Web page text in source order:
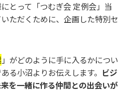
とって「つむぎ会 定例会」当
ただくために、企画した特別セ
」がどのように手に入るかについ
る小沼よりお伝えします。 ビジ
を一緒に作る仲間との出会いが